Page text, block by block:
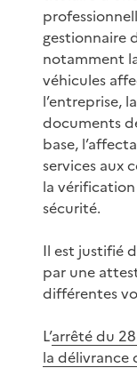
gestionnaire
notamment
véhicules
l’entreprise,
documents
base,
services aux
la
sécurité.
Il est justifié
par une
différentes
L’arrêté du
la délivrance